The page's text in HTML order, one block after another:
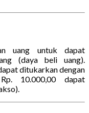
uang untuk dapat
(daya beli uang).
ditukarkan dengan
10.000,00 dapat